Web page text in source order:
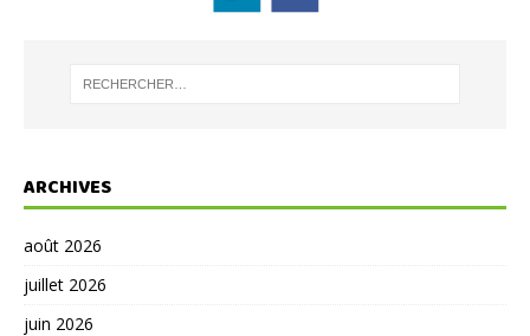
ARCHIVES
août 2026
juillet 2026
juin 2026